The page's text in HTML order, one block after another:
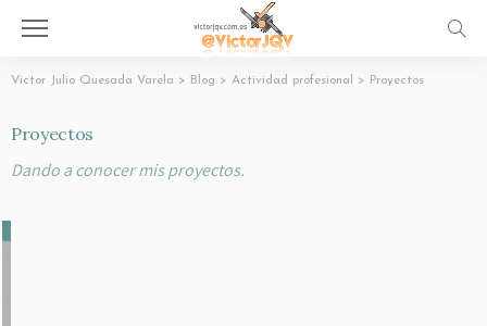
Victor Julio Quesada Varela > Blog > Actividad profesional > Proyectos
Proyectos
Dando a conocer mis proyectos.